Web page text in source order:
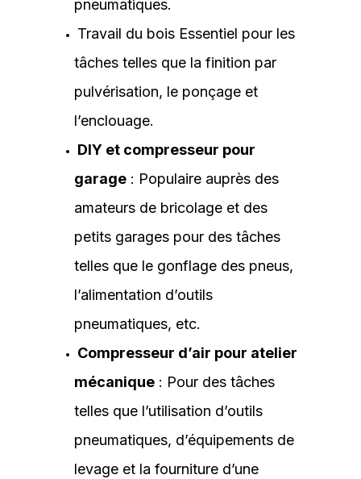
pneumatiques.
Travail du bois Essentiel pour les
tâches telles que la finition par
pulvérisation, le ponçage et
l’enclouage.
DIY et compresseur pour
garage : Populaire auprès des
amateurs de bricolage et des
petits garages pour des tâches
telles que le gonflage des pneus,
l’alimentation d’outils
pneumatiques, etc.
Compresseur d’air pour atelier
mécanique : Pour des tâches
telles que l’utilisation d’outils
pneumatiques, d’équipements de
levage et la fourniture d’une